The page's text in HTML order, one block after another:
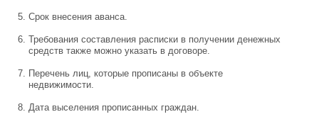
Срок внесения аванса.
Требования составления расписки в получении денежных
средств также можно указать в договоре.
Перечень лиц, которые прописаны в объекте
недвижимости.
Дата выселения прописанных граждан.